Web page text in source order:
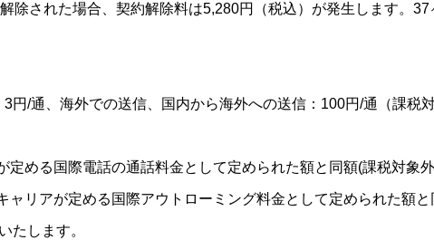
除された場合、契約解除料は5,280円（税込）が発生します。37
/通、海外での送信、国内から海外への送信：100円/通（課税対
定める国際電話の通話料金として定められた額と同額(課税対象
ャリアが定める国際アウトローミング料金として定められた額
たします。